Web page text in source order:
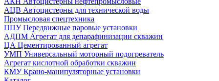
АЦВ Автоцистерны для технической воды
Промысловая спецтехника
ППУ Передвижные паровые установки
АДПМ Агрегат для депарафинизации скважин
ЦА Цементированный агрегат
УМП Универсальный моторный подогреватель
Агрегат кислотной обработки скважин
КМУ Крано-манипуляторные установки